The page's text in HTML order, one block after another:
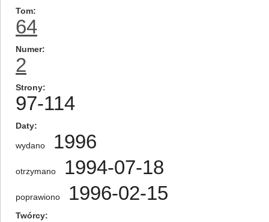
Tom
64
Numer
2
Strony
97-114
Daty
wydano 1996
otrzymano 1994-07-18
poprawiono 1996-02-15
Twórcy